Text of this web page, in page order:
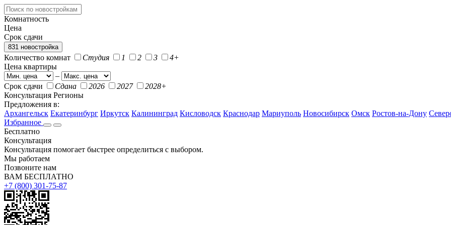
Комнатность
Цена
Срок сдачи
831 новостройка
Количество комнат Студия 1 2 3
4+
Цена квартиры
–
Срок сдачи
Сдана 2026 2027
2028+
Консультация Регионы
Предложения в:
Архангельск Екатеринбург Иркутск Калининград Кисловодск Краснодар Мариуполь Новосибирск Омск Ростов-на-Дону
Избранное
Бесплатно
Консультация
Консультация помогает быстрее определиться с выбором.
Мы работаем
Позвоните нам
ВАМ БЕСПЛАТНО
+7 (800) 301-75-87